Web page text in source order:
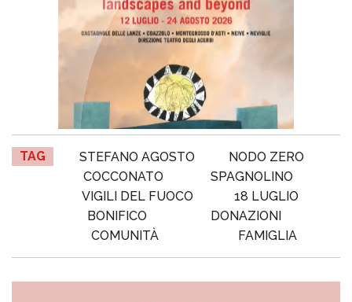
TAG STEFANO AGOSTO
NODO ZERO
COCCONATO
SPAGNOLINO
VIGILI DEL FUOCO
18 LUGLIO
BONIFICO
DONAZIONI
COMUNITÀ
FAMIGLIA